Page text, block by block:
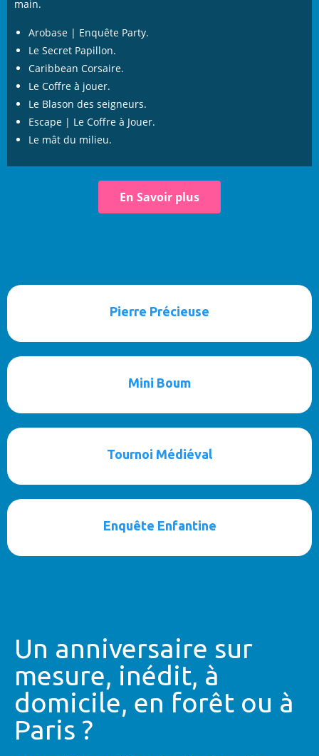
main.
Arobase | Enquête Party.
Le Secret Papillon.
Caribbean Corsaire.
Le Coffre à jouer.
Le Blason des seigneurs.
Escape | Le Coffre à Jouer.
Le mât du milieu.
En Savoir plus
Pierre Précieuse
Mini Boum
Tournoi Médiéval
Enquête Enfantine
Un anniversaire sur
mesure, inédit, à
domicile, en forêt ou à
Paris ?